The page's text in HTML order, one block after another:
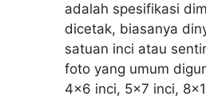
adalah spesifikasi
dicetak, biasanya
satuan inci atau
foto yang umum
4x6 inci, 5x7 inci,